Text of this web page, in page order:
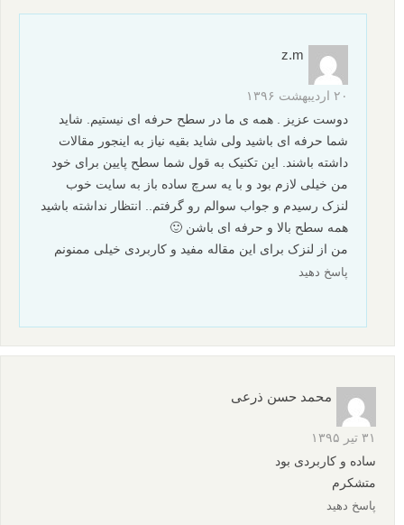
z.m
۲۰ اردیبهشت ۱۳۹۶
دوست عزیز . همه ی ما در سطح حرفه ای نیستیم. شاید
شما حرفه ای باشید ولی شاید بقیه نیاز به اینجور مقالات
داشته باشند. این تکنیک به قول شما سطح پایین برای خود
من خیلی لازم بود و با یه سرچ ساده باز به سایت خوب
لنزک رسیدم و جواب سوالم رو گرفتم.. انتظار نداشته باشید
همه سطح بالا و حرفه ای باشن 🙂
من از لنزک برای این مقاله مفید و کاربردی خیلی ممنونم
پاسخ دهید
محمد حسن ذرعی
۳۱ تیر ۱۳۹۵
ساده و کاربردی بود
متشکرم
پاسخ دهید